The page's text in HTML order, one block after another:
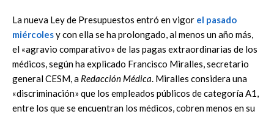
La nueva Ley de Presupuestos entró en vigor el pasado
miércolesy con ella se ha prolongado, al menos un año más,
el «agravio comparativo» de las pagas extraordinarias de los
médicos, según ha explicado Francisco Miralles, secretario
general CESM, a Redacción Médica. Miralles considera una
«discriminación» que los empleados públicos de categoría A1,
entre los que se encuentran los médicos, cobren menos en su